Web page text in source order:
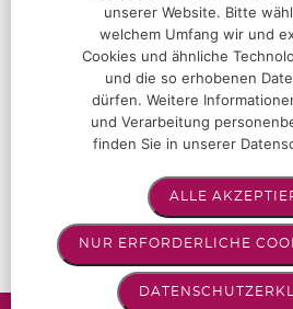
ÖFFNUNGSZEITEN
Termine nur nach Vereinbarung
Facebook
Linkedin
unserer Website. Bitte
welchem Umfang wir und
Cookies und ähnliche
und die so erhobenen
dürfen. Weitere
und Verarbeitung
finden Sie in unserer
ALLE
NUR ERFORDERLICHE